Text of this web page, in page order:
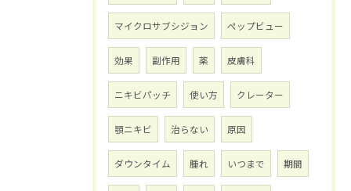
マイクロサブシジョン ペップビュー
効果 副作用 薬 皮膚科
ニキビパッチ 使い方 クレーター
顎ニキビ 治らない 原因
ダウンタイム 腫れ いつまで 期間